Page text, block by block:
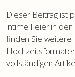
Dieser Beitrag ist
intime Feier in der
finden Sie
vollständigen